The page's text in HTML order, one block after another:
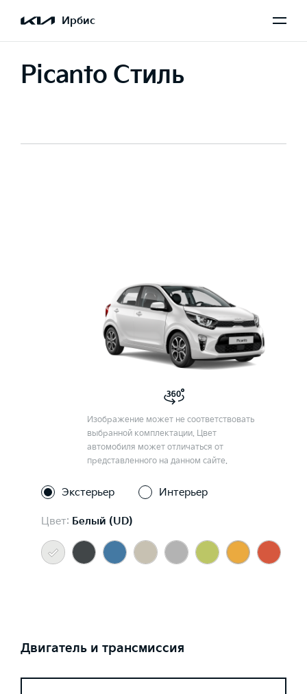
Ирбис
Picanto Стиль
Изображение может не соответствовать
выбранной комплектации. Цвет
автомобиля может отличаться от
представленного на данном сайте.
Экстерьер Интерьер
Цвет: Белый (UD)
Двигатель и трансмиссия